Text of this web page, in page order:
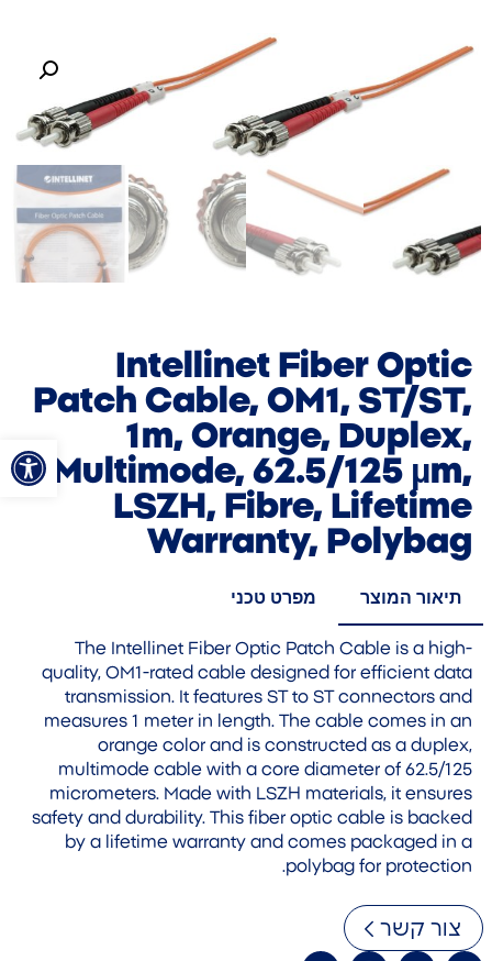
פתח
Intellinet Fiber Optic
Patch Cable, OM1, ST/ST,
1m, Orange, Duplex,
Multimode, 62.5/125 µm,
LSZH, Fibre, Lifetime
Warranty, Polybag
תיאור המוצר מפרט טכני
The Intellinet Fiber Optic Patch Cable is a high-
quality, OM1-rated cable designed for efficient data
transmission. It features ST to ST connectors and
measures 1 meter in length. The cable comes in an
orange color and is constructed as a duplex,
multimode cable with a core diameter of 62.5/125
micrometers. Made with LSZH materials, it ensures
safety and durability. This fiber optic cable is backed
by a lifetime warranty and comes packaged in a
polybag for protection.
צור קשר